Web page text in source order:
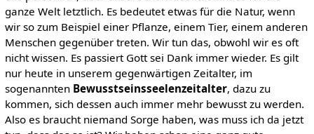
ganze Welt letztlich. Es bedeutet etwas für die Natur, wenn
wir so zum Beispiel einer Pflanze, einem Tier, einem anderen
Menschen gegenüber treten. Wir tun das, obwohl wir es oft
nicht wissen. Es passiert Gott sei Dank immer wieder. Es gilt
nur heute in unserem gegenwärtigen Zeitalter, im
sogenannten Bewusstseinsseelenzeitalter, dazu zu
kommen, sich dessen auch immer mehr bewusst zu werden.
Also es braucht niemand Sorge haben, was muss ich da jetzt